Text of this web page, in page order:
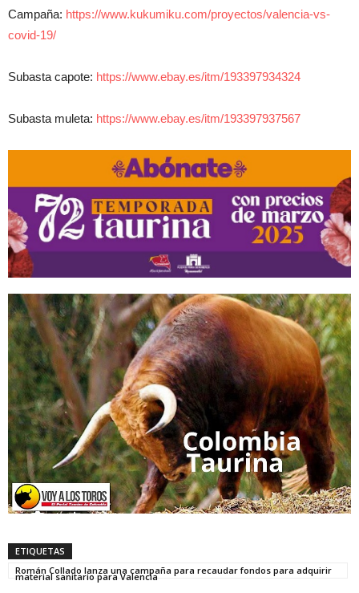
Campaña: https://www.kukumiku.com/proyectos/valencia-vs-
covid-19/
Subasta capote: https://www.ebay.es/itm/193397934324
Subasta muleta: https://www.ebay.es/itm/193397937567
ETIQUETAS
Román Collado lanza una campaña para recaudar fondos para adquirir
material sanitario para Valencia